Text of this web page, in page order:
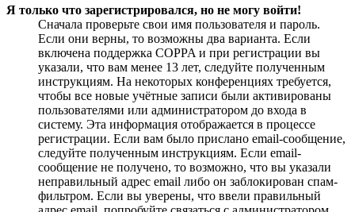
Я только что зарегистрировался, но не могу войти!
Сначала проверьте свои имя пользователя и пароль.
Если они верны, то возможны два варианта. Если
включена поддержка COPPA и при регистрации вы
указали, что вам менее 13 лет, следуйте полученным
инструкциям. На некоторых конференциях требуется,
чтобы все новые учётные записи были активированы
пользователями или администратором до входа в
систему. Эта информация отображается в процессе
регистрации. Если вам было прислано email-сообщение,
следуйте полученным инструкциям. Если email-
сообщение не получено, то возможно, что вы указали
неправильный адрес email либо он заблокирован спам-
фильтром. Если вы уверены, что ввели правильный